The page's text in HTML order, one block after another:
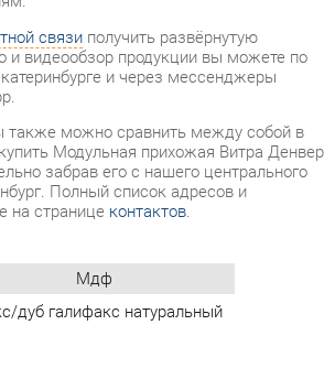
Модульная прихожая Витра Денвер
забрав его с нашего центрального
Полный список адресов и
странице
Мдф
дуб галифакс натуральный
первым своим мнением.